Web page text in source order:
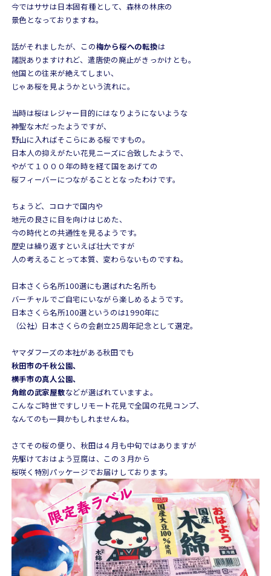
今ではササは日本固有種として、森林の林床の
景色となっておりますね。
話がそれましたが、この梅から桜への転換は
諸説ありますけれど、遣唐使の廃止がきっかけとも。
他国との往来が絶えてしまい、
じゃあ桜を見ようかという流れに。
当時は桜はレジャー目的にはなりようにないような
神聖な木だったようですが、
野山に入ればそこらにある桜ですもの。
日本人の抑えがたい花見ニーズに合致したようで、
やがて１０００年の時を経て国をあげての
桜フィーバーにつながることとなったわけです。
ちょうど、コロナで国内や
地元の良さに目を向けはじめた、
今の時代との共通性を見るようです。
歴史は繰り返すといえば壮大ですが
人の考えることって本質、変わらないものですね。
日本さくら名所100選にも選ばれた名所も
バーチャルでご自宅にいながら楽しめるようです。
日本さくら名所100選というのは1990年に
（公社）日本さくらの会創立25周年記念として選定。
ヤマダフーズの本社がある秋田でも
秋田市の千秋公園、
横手市の真人公園、
角館の武家屋敷などが選ばれていますよ。
こんなご時世ですしリモート花見で全国の花見コンプ、
なんてのも一興かもしれませんね。
さてその桜の便り、秋田は４月も中旬ではありますが
先駆けておはよう豆腐は、この３月から
桜咲く特別パッケージでお届けしております。